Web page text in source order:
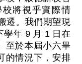
將視乎實際情
遷。我們期望現
學年 9 月 1 日在
至於本屆小六畢
的情況下，安排